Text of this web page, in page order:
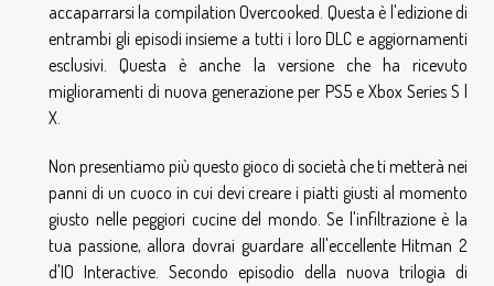
accaparrarsi la compilation Overcooked. Questa è l'edizione di
entrambi gli episodi insieme a tutti i loro DLC e aggiornamenti
esclusivi. Questa è anche la versione che ha ricevuto
miglioramenti di nuova generazione per PS5 e Xbox Series S |
X.
Non presentiamo più questo gioco di società che ti metterà nei
panni di un cuoco in cui devi creare i piatti giusti al momento
giusto nelle peggiori cucine del mondo. Se l'infiltrazione è la
tua passione, allora dovrai guardare all'eccellente Hitman 2
d'IO Interactive. Secondo episodio della nuova trilogia di